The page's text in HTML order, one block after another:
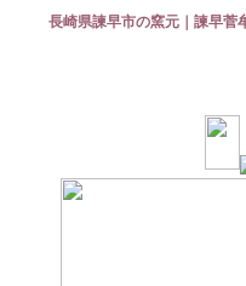
長崎県諫早市の窯元｜諫早